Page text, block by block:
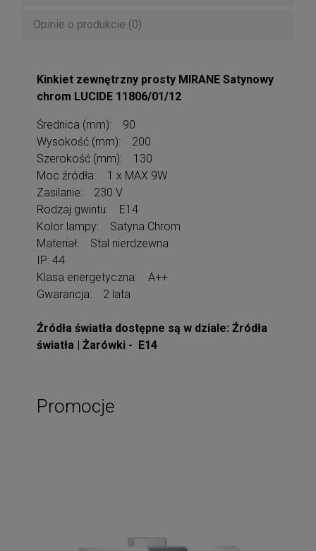
Opinie o produkcie (0)
Kinkiet zewnętrzny prosty MIRANE Satynowy
chrom LUCIDE 11806/01/12
Średnica (mm): 90
Wysokość (mm): 200
Szerokość (mm): 130
Moc źródła: 1 x MAX 9W
Zasilanie: 230 V
Rodzaj gwintu: E14
Kolor lampy: Satyna Chrom
Materiał: Stal nierdzewna
IP: 44
Klasa energetyczna: A++
Gwarancja: 2 lata
Źródła światła dostępne są w dziale: Źródła
światła | Żarówki - E14
Promocje